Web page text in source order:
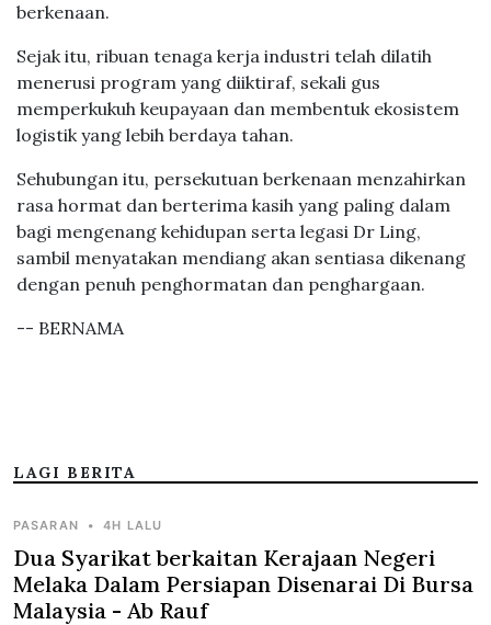
berkenaan.
Sejak itu, ribuan tenaga kerja industri telah dilatih
menerusi program yang diiktiraf, sekali gus
memperkukuh keupayaan dan membentuk ekosistem
logistik yang lebih berdaya tahan.
Sehubungan itu, persekutuan berkenaan menzahirkan
rasa hormat dan berterima kasih yang paling dalam
bagi mengenang kehidupan serta legasi Dr Ling,
sambil menyatakan mendiang akan sentiasa dikenang
dengan penuh penghormatan dan penghargaan.
-- BERNAMA
LAGI BERITA
PASARAN • 4H LALU
Dua Syarikat berkaitan Kerajaan Negeri
Melaka Dalam Persiapan Disenarai Di Bursa
Malaysia - Ab Rauf